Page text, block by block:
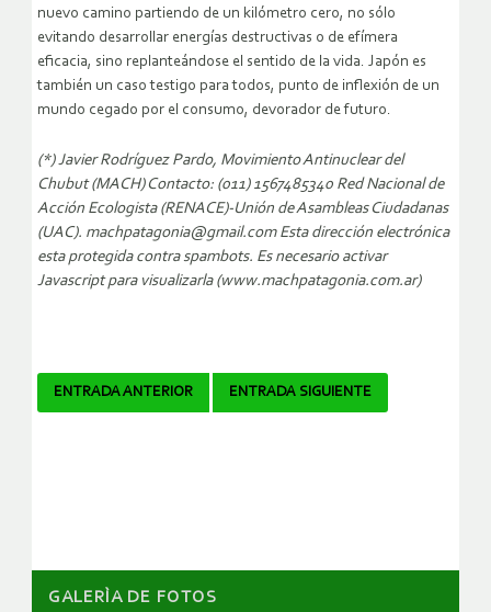
nuevo camino partiendo de un kilómetro cero, no sólo
evitando desarrollar energías destructivas o de efímera
eficacia, sino replanteándose el sentido de la vida. Japón es
también un caso testigo para todos, punto de inflexión de un
mundo cegado por el consumo, devorador de futuro.
(*) Javier Rodríguez Pardo, Movimiento Antinuclear del
Chubut (MACH) Contacto: (011) 1567485340 Red Nacional de
Acción Ecologista (RENACE)-Unión de Asambleas Ciudadanas
(UAC). machpatagonia@gmail.com Esta dirección electrónica
esta protegida contra spambots. Es necesario activar
Javascript para visualizarla (www.machpatagonia.com.ar)
Navegador
ENTRADA ANTERIOR ENTRADA SIGUIENTE
GALERÌA DE FOTOS